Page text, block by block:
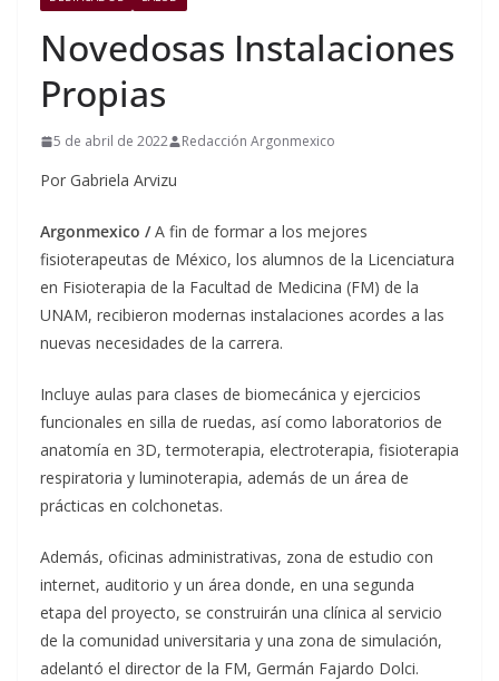
Novedosas Instalaciones
Propias
5 de abril de 2022 Redacción Argonmexico
Por Gabriela Arvizu
Argonmexico /A fin de formar a los mejores
fisioterapeutas de México, los alumnos de la Licenciatura
en Fisioterapia de la Facultad de Medicina (FM) de la
UNAM, recibieron modernas instalaciones acordes a las
nuevas necesidades de la carrera.
Incluye aulas para clases de biomecánica y ejercicios
funcionales en silla de ruedas, así como laboratorios de
anatomía en 3D, termoterapia, electroterapia, fisioterapia
respiratoria y luminoterapia, además de un área de
prácticas en colchonetas.
Además, oficinas administrativas, zona de estudio con
internet, auditorio y un área donde, en una segunda
etapa del proyecto, se construirán una clínica al servicio
de la comunidad universitaria y una zona de simulación,
adelantó el director de la FM, Germán Fajardo Dolci.